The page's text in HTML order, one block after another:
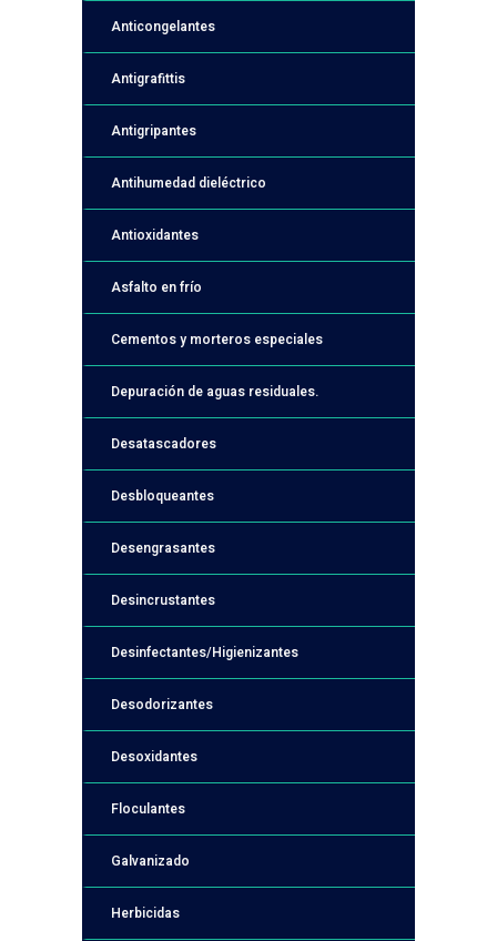
Anticongelantes
Antigrafittis
Antigripantes
Antihumedad dieléctrico
Antioxidantes
Asfalto en frío
Cementos y morteros especiales
Depuración de aguas residuales.
Desatascadores
Desbloqueantes
Desengrasantes
Desincrustantes
Desinfectantes/Higienizantes
Desodorizantes
Desoxidantes
Floculantes
Galvanizado
Herbicidas